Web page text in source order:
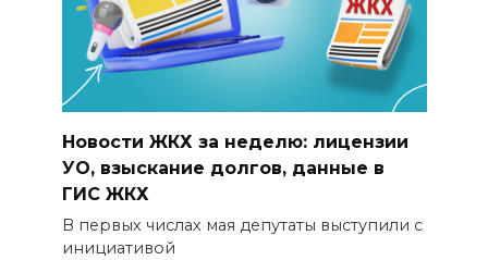
Новости ЖКХ за неделю: лицензии
УО, взыскание долгов, данные в
ГИС ЖКХ
В первых числах мая депутаты выступили с
инициативой